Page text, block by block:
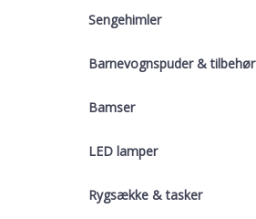
Sengehimler
Barnevognspuder & tilbehør
Bamser
LED lamper
Rygsække & tasker